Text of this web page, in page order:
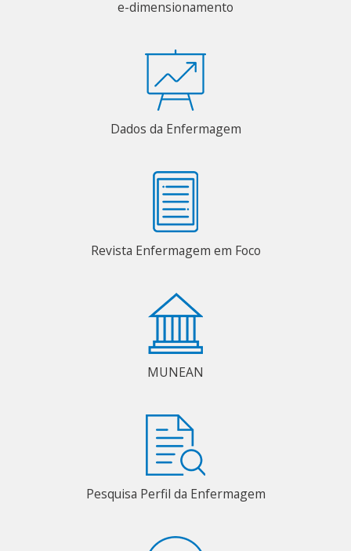
e-dimensionamento
Dados da Enfermagem
Revista Enfermagem em Foco
MUNEAN
Pesquisa Perfil da Enfermagem